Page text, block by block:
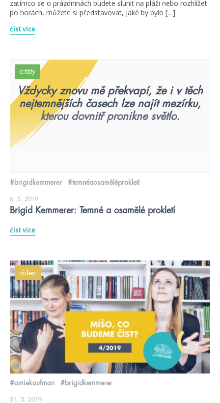
zatímco se o prázdninách budete slunit na pláži nebo rozhlížet
po horách, můžete si představovat, jaké by bylo […]
číst více
citáty
Vždycky znovu mě překvapí, že i v těch
nejtemnějších časech lze najít mezírku,
kterou dovnitř pronikne světlo.
#brigidkemmerer #temnéaosaměléprokletí
6. 5. 2019
Brigid Kemmerer: Temné a osamělé prokletí
číst více
videa
#amiekaufman #brigidkemmerer
31. 3. 2019